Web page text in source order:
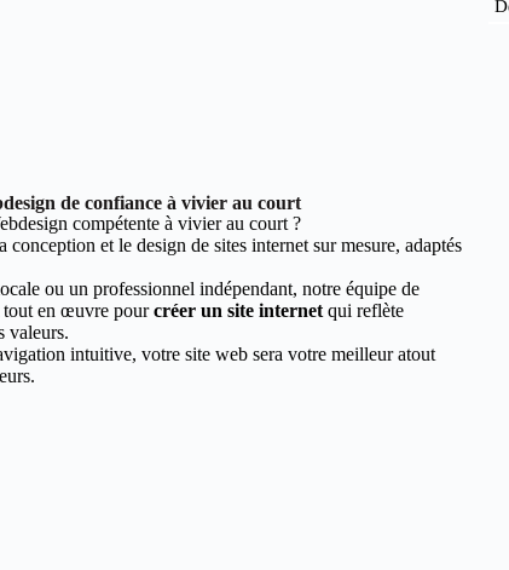
de confiance à vivier au court
compétente à vivier au court ?
conception et le design de sites internet sur mesure, adaptés
ou un professionnel indépendant, notre équipe de
tout en œuvre pourcréer un site internetqui reflète
valeurs.
intuitive, votre site web sera votre meilleur atout